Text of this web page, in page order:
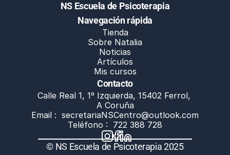
NS Escuela de Psicoterapia
Navegación rápida
Tienda
Sobre Natalia
Noticias
Artículos
Mis cursos
Contacto
Calle Real 1, 1º Izquierda, 15402 Ferrol,
A Coruña
Email : secretariaNSCentro@outlook.com
Teléfono :  722 388 728
© NS Escuela de Psicoterapia 2025